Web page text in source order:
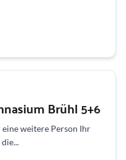
Brühl 5+6
weitere Person Ihr